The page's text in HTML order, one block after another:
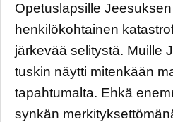
Opetuslapsille
henkilökohtainen
järkevää selitystä. Muille
tuskin näytti mitenkään
tapahtumalta. Ehkä
synkän